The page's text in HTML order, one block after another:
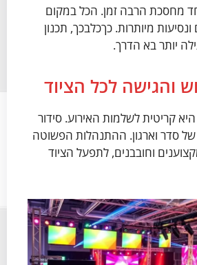
מחסכת הרבה זמן. הכל במקום
מיותרות. כךכלבכך, תכנון
יותר בא הדרך.
והגישה לכל הציוד
קריטית לשלמות האירוע. סידור
של סדר וארגון. ההתנהלות הפשוטה
וחובבנים, לתפעל הציוד